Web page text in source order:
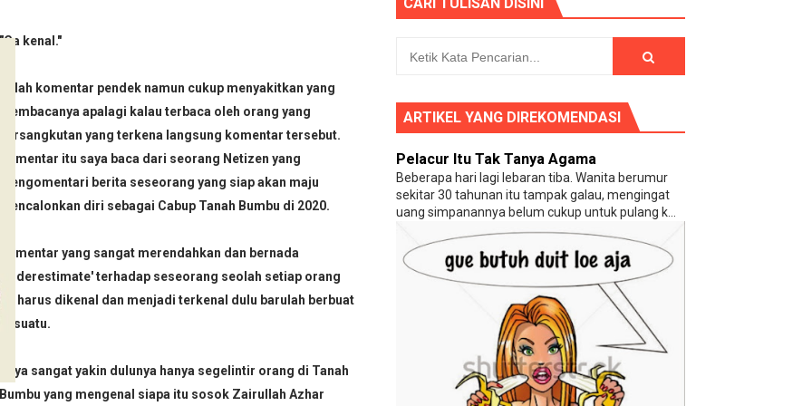
10 Persen Dari APBD
Perlukah Tanah Banjar Meneriakkan Waja Sampai Ka Puting (?)
'Asli Pribumi Indonesia'
Yang Menghina Nabi Muhammad SAW
Pilihan Allah ?
Diluar Rangkulan
Keadilan di MK
Musa
kenal."
Itulah komentar pendek namun cukup menyakitkan yang
membacanya apalagi kalau terbaca oleh orang yang
bersangkutan yang terkena langsung komentar tersebut.
Komentar itu saya baca dari seorang Netizen yang
mengomentari berita seseorang yang siap akan maju
mencalonkan diri sebagai Cabup Tanah Bumbu di 2020.
Komentar yang sangat merendahkan dan bernada
'underestimate' terhadap seseorang seolah setiap orang
harus dikenal dan menjadi terkenal dulu barulah berbuat
sesuatu.
Saya sangat yakin dulunya hanya segelintir orang di Tanah
Bumbu yang mengenal siapa itu sosok Zairullah Azhar
CARI TULISAN DISINI
ARTIKEL YANG DIREKOMENDASI
Pelacur Itu Tak Tanya Agama
Beberapa hari lagi lebaran tiba. Wanita berumur
sekitar 30 tahunan itu tampak galau, mengingat
uang simpanannya belum cukup untuk pulang k...